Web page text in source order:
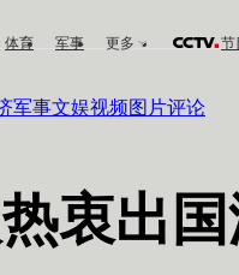
体育 军事 更多 节
军事文娱视频图片评论
衷出